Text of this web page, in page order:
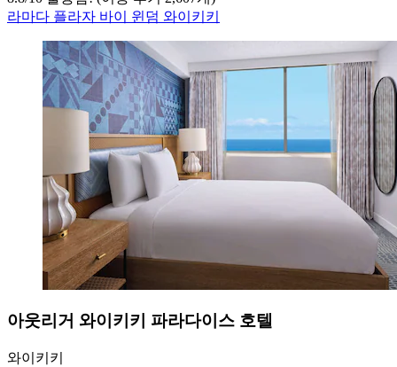
라마다 플라자 바이 윈덤 와이키키
아웃리거 와이키키 파라다이스 호텔
와이키키